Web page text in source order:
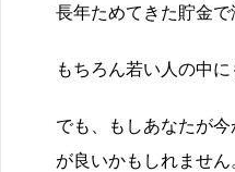
長年ためてきた貯金で
もちろん若い人の中
でも、もしあなたが
が良いかもしれません